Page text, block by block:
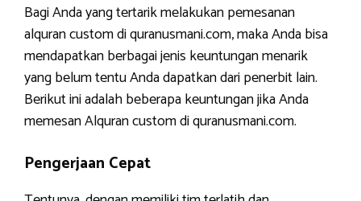
Bagi Anda yang tertarik melakukan pemesanan
alquran custom di quranusmani.com, maka Anda bisa
mendapatkan berbagai jenis keuntungan menarik
yang belum tentu Anda dapatkan dari penerbit lain.
Berikut ini adalah beberapa keuntungan jika Anda
memesan Alquran custom di quranusmani.com.
Pengerjaan Cepat